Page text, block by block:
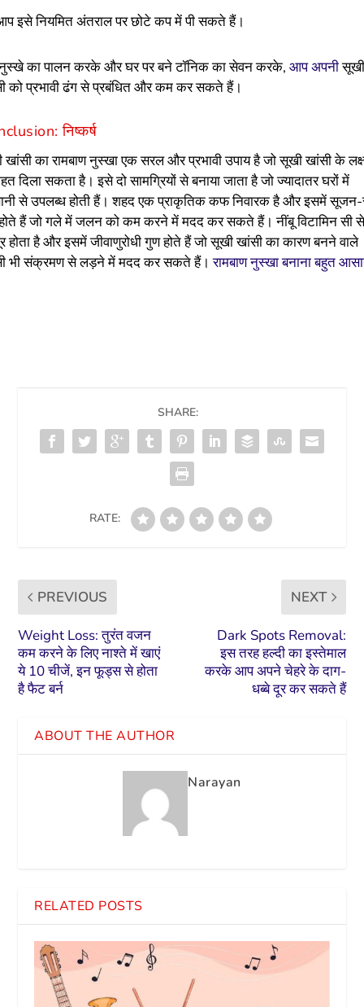
इसे नियमित अंतराल पर छोटे कप में पी सकते हैं।
का पालन करके और घर पर बने टॉनिक का सेवन करके,आप अपनी
को प्रभावी ढंग से प्रबंधित और कम कर सकते हैं।
निष्कर्ष
का रामबाण नुस्खा एक सरल और प्रभावी उपाय है जो सूखी खांसी के
दिला सकता है। इसे दो सामग्रियों से बनाया जाता है जो ज्यादातर घरों में
से उपलब्ध होती हैं। शहद एक प्राकृतिक कफ निवारक है और इसमें सूजन-
हैं जो गले में जलन को कम करने में मदद कर सकते हैं। नींबू विटामिन सी
होता है और इसमें जीवाणुरोधी गुण होते हैं जो सूखी खांसी का कारण बनने वाले
भी संक्रमण से लड़ने में मदद कर सकते हैं।रामबाण नुस्खा बनाना बहुत
SHARE:
RATE:
PREVIOUS
Weight Loss: तुरंत वजन
कम करने के लिए नाश्ते में खाएं
ये 10 चीजें, इन फूड्स से होता
है फैट बर्न
NEXT
Dark Spots Removal:
इस तरह हल्दी का इस्तेमाल
करके आप अपने चेहरे के दाग-
धब्बे दूर कर सकते हैं
ABOUT THE AUTHOR
Narayan
RELATED POSTS